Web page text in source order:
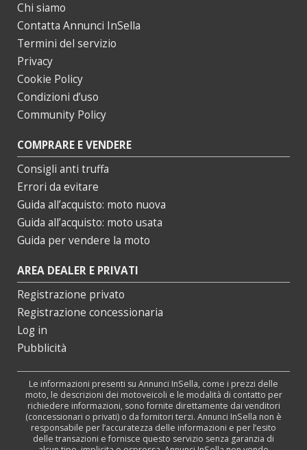
Chi siamo
Contatta Annunci InSella
Termini del servizio
Privacy
Cookie Policy
Condizioni d’uso
Community Policy
COMPRARE E VENDERE
Consigli anti truffa
Errori da evitare
Guida all’acquisto: moto nuova
Guida all’acquisto: moto usata
Guida per vendere la moto
AREA DEALER E PRIVATI
Registrazione privato
Registrazione concessionaria
Log in
Pubblicità
Le informazioni presenti su Annunci InSella, come i prezzi delle
moto, le descrizioni dei motoveicoli e le modalità di contatto per
richiedere informazioni, sono fornite direttamente dai venditori
(concessionari o privati) o da fornitori terzi. Annunci InSella non è
responsabile per l’accuratezza delle informazioni e per l’esito
delle transazioni e fornisce questo servizio senza garanzia di